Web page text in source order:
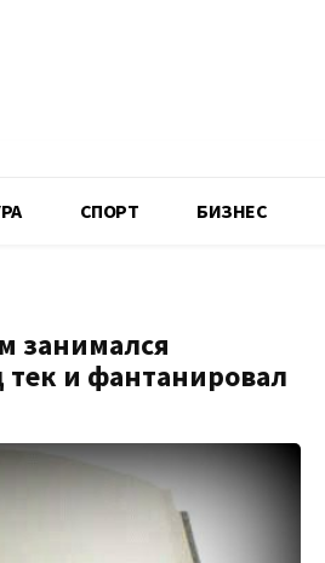
СПОРТ БИЗНЕС
занимался
тек и фантанировал